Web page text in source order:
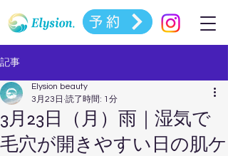
予約
記事
3月23日（月）雨｜湿気で
毛穴が開きやすい日の肌ケ
Elysion beauty
3月23日 読了時間: 1分